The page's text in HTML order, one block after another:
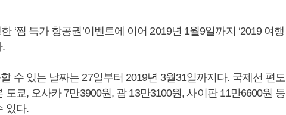
‘찜 특가 항공권’이벤트에 이어 2019년 1월9일까지 ‘2019 여행
.
수 있는 날짜는 27일부터 2019년 3월31일까지다. 국제선 편도
쿄, 오사카 7만3900원, 괌 13만3100원, 사이판 11만6600원 등
있다.